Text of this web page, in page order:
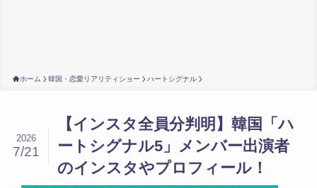
ホーム 韓国・恋愛リアリティショー ハートシグナル
【インスタ全員分判明】韓国「ハ
ートシグナル5」メンバー出演者
のインスタやプロフィール！
2026
7/21